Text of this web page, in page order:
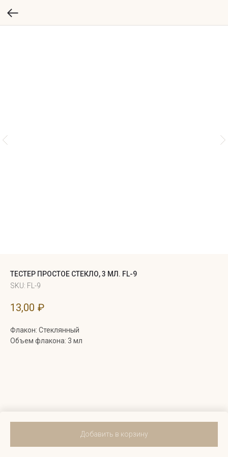
ТЕСТЕР ПРОСТОЕ СТЕКЛО, 3 МЛ. FL-9
SKU: FL-9
13,00 ₽
Добавить в корзину
Флакон: Стеклянный
Объем флакона: 3 мл